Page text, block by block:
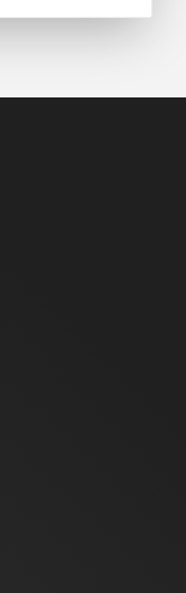
de puree
doorgaan.
rechttoe
heel veel
keuze. Of je
vermijdt en
in de
dan het
Dat
schilder
mengen,
je
naar
Dat
overhaast
hetgeen je